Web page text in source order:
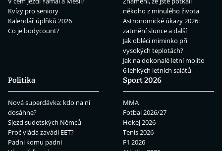
Kvízy pro seniory
Kalendář úplňků 2026
Co je bodycount?
někoho z minulého života
Astronomické úkazy 2026:
zatmění slunce a další
Jak obléci miminko při
vysokých teplotách?
Jak na dokonalé letní mojito
6 lehkých letních salátů
Politika
Nová superdávka: kdo na ní
dosáhne?
Sjezd sudetských Němců
Proč vláda zavádí EET?
Padni komu padni
Sport 2026
MMA
Fotbal 2026/27
Hokej 2026
Tenis 2026
F1 2026